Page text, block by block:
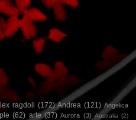
ragdoll (172) Andrea (121) Angelica
(62) arte (37) Aurora (3) Australia (2)